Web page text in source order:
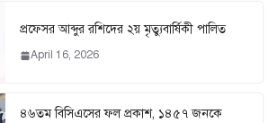
প্রফেসর আব্দুর রশিদের ২য় মৃত্যুবার্ষিকী পালিত
April 16, 2026
৪৬তম বিসিএসের ফল প্রকাশ, ১৪৫৭ জনকে